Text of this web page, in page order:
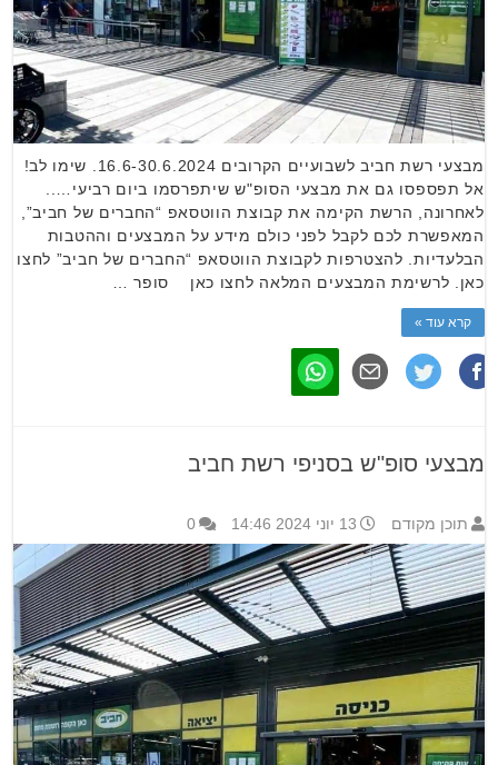
מבצעי רשת חביב לשבועיים הקרובים 16.6-30.6.2024. שימו לב!
אל תפספסו גם את מבצעי הסופ"ש שיתפרסמו ביום רביעי…..
לאחרונה, הרשת הקימה את קבוצת הווטסאפ “החברים של חביב”,
המאפשרת לכם לקבל לפני כולם מידע על המבצעים וההטבות
הבלעדיות. להצטרפות לקבוצת הווטסאפ “החברים של חביב” לחצו
כאן. לרשימת המבצעים המלאה לחצו כאן סופר …
קרא עוד »
מבצעי סופ"ש בסניפי רשת חביב
תוכן מקודם 13 יוני 2024 14:46 0